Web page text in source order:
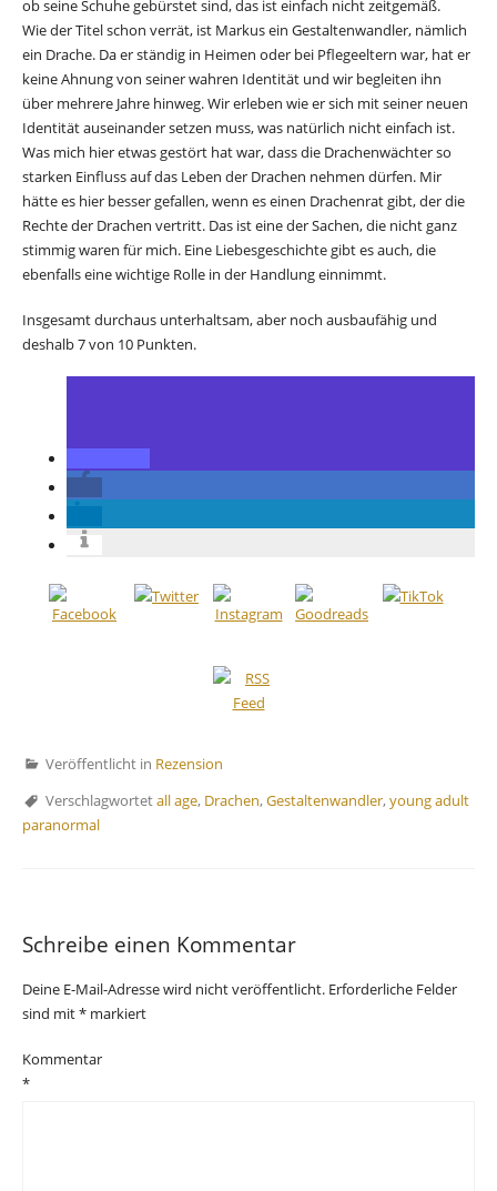
ob seine Schuhe gebürstet sind, das ist einfach nicht zeitgemäß.
Wie der Titel schon verrät, ist Markus ein Gestaltenwandler, nämlich
ein Drache. Da er ständig in Heimen oder bei Pflegeeltern war, hat er
keine Ahnung von seiner wahren Identität und wir begleiten ihn
über mehrere Jahre hinweg. Wir erleben wie er sich mit seiner neuen
Identität auseinander setzen muss, was natürlich nicht einfach ist.
Was mich hier etwas gestört hat war, dass die Drachenwächter so
starken Einfluss auf das Leben der Drachen nehmen dürfen. Mir
hätte es hier besser gefallen, wenn es einen Drachenrat gibt, der die
Rechte der Drachen vertritt. Das ist eine der Sachen, die nicht ganz
stimmig waren für mich. Eine Liebesgeschichte gibt es auch, die
ebenfalls eine wichtige Rolle in der Handlung einnimmt.
Insgesamt durchaus unterhaltsam, aber noch ausbaufähig und
deshalb 7 von 10 Punkten.
Veröffentlicht in Rezension
Verschlagwortetall age, Drachen,Gestaltenwandler,young adult
paranormal
Schreibe einen Kommentar
Deine E-Mail-Adresse wird nicht veröffentlicht. Erforderliche Felder
sind mit* markiert
Kommentar
*